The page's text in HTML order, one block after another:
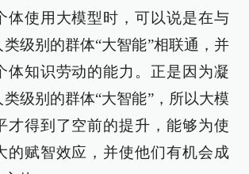
体使用大模型时，可以说是在与
类级别的群体“大智能”相联通，并
体知识劳动的能力。正是因为凝
级别的群体“大智能”，所以大模
才得到了空前的提升，能够为使
的赋智效应，并使他们有机会成